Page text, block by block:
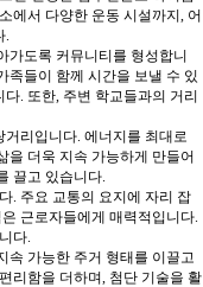
에서 다양한 운동 시설까지, 어
.
가도록 커뮤니티를 형성합니
족들이 함께 시간을 보낼 수 있
. 또한, 주변 학교들과의 거리
리입니다. 에너지를 최대로
을 더욱 지속 가능하게 만들어
끌고 있습니다.
. 주요 교통의 요지에 자리 잡
근로자들에게 매력적입니다.
다.
속 가능한 주거 형태를 이끌고
리함을 더하며, 첨단 기술을 활